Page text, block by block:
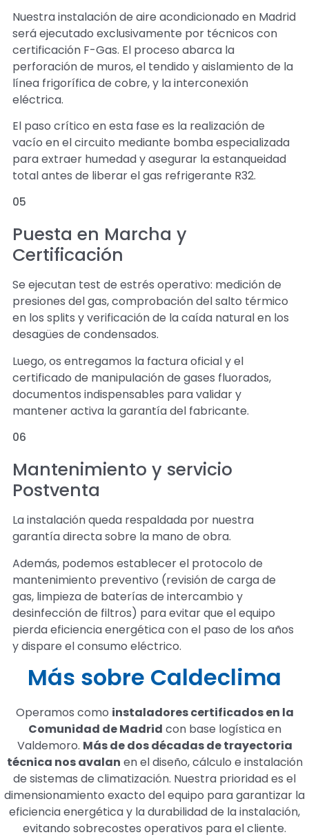
Nuestra instalación de aire acondicionado en Madrid
será ejecutado exclusivamente por técnicos con
certificación F-Gas. El proceso abarca la
perforación de muros, el tendido y aislamiento de la
línea frigorífica de cobre, y la interconexión
eléctrica.
El paso crítico en esta fase es la realización de
vacío en el circuito mediante bomba especializada
para extraer humedad y asegurar la estanqueidad
total antes de liberar el gas refrigerante R32.
05
Puesta en Marcha y
Certificación
Se ejecutan test de estrés operativo: medición de
presiones del gas, comprobación del salto térmico
en los splits y verificación de la caída natural en los
desagües de condensados.
Luego, os entregamos la factura oficial y el
certificado de manipulación de gases fluorados,
documentos indispensables para validar y
mantener activa la garantía del fabricante.
06
Mantenimiento y servicio
Postventa
La instalación queda respaldada por nuestra
garantía directa sobre la mano de obra.
Además, podemos establecer el protocolo de
mantenimiento preventivo (revisión de carga de
gas, limpieza de baterías de intercambio y
desinfección de filtros) para evitar que el equipo
pierda eficiencia energética con el paso de los años
y dispare el consumo eléctrico.
Más sobre Caldeclima
Operamos como instaladores certificados en la
Comunidad de Madrid con base logística en
Valdemoro. Más de dos décadas de trayectoria
técnica nos avalan en el diseño, cálculo e instalación
de sistemas de climatización. Nuestra prioridad es el
dimensionamiento exacto del equipo para garantizar la
eficiencia energética y la durabilidad de la instalación,
evitando sobrecostes operativos para el cliente.